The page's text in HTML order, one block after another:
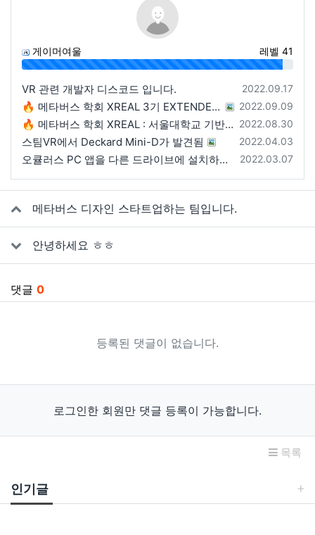
게이머여울 레벨 41
96%
등록일
2022.09.17
VR 관련 개발자 디스코드 입니다.
등록일
2022.09.09
🔥 메타버스 학회 XREAL 3기 EXTENDED INVITATION : 2차 리크루팅 🔥
등록일
2022.08.30
🔥 메타버스 학회 XREAL : 서울대학교 기반 3기 리크루팅🔥
등록일
2022.04.03
스팀VR에서 Deckard Mini-D가 발견됨
등록일
2022.03.07
오큘러스 PC 앱을 다른 드라이브에 설치하는 방법 (메타 퀘스트2)
관련자료
메타버스 디자인 스타트업하는 팀입니다.
안녕하세요 ㅎㅎ
댓글 0
등록된 댓글이 없습니다.
로그인한 회원만 댓글 등록이 가능합니다.
목록
인기글